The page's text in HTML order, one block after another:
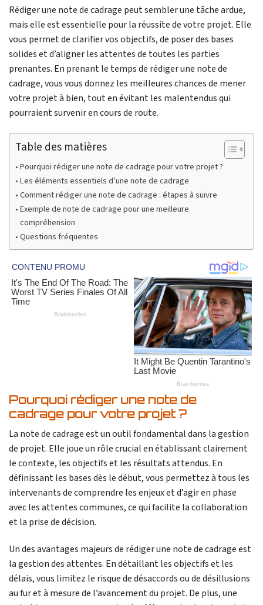
Rédiger une note de cadrage peut sembler une tâche ardue,
mais elle est essentielle pour la réussite de votre projet. Elle
vous permet de clarifier vos objectifs, de poser des bases
solides et d’aligner les attentes de toutes les parties
prenantes. En prenant le temps de rédiger une note de
cadrage, vous vous donnez les meilleures chances de mener
votre projet à bien, tout en évitant les malentendus qui
pourraient survenir en cours de route.
Table des matières
Pourquoi rédiger une note de cadrage pour votre projet ?
Les éléments essentiels d’une note de cadrage
Comment rédiger une note de cadrage : étapes à suivre
Exemple de note de cadrage pour une meilleure
compréhension
Questions fréquentes
Pourquoi rédiger une note de
cadrage pour votre projet ?
La note de cadrage est un outil fondamental dans la gestion
de projet. Elle joue un rôle crucial en établissant clairement
le contexte, les objectifs et les résultats attendus. En
définissant les bases dès le début, vous permettez à tous les
intervenants de comprendre les enjeux et d’agir en phase
avec les attentes communes, ce qui facilite la collaboration
et la prise de décision.
Un des avantages majeurs de rédiger une note de cadrage est
la gestion des attentes. En détaillant les objectifs et les
délais, vous limitez le risque de désaccords ou de désillusions
au fur et à mesure de l’avancement du projet. De plus, une